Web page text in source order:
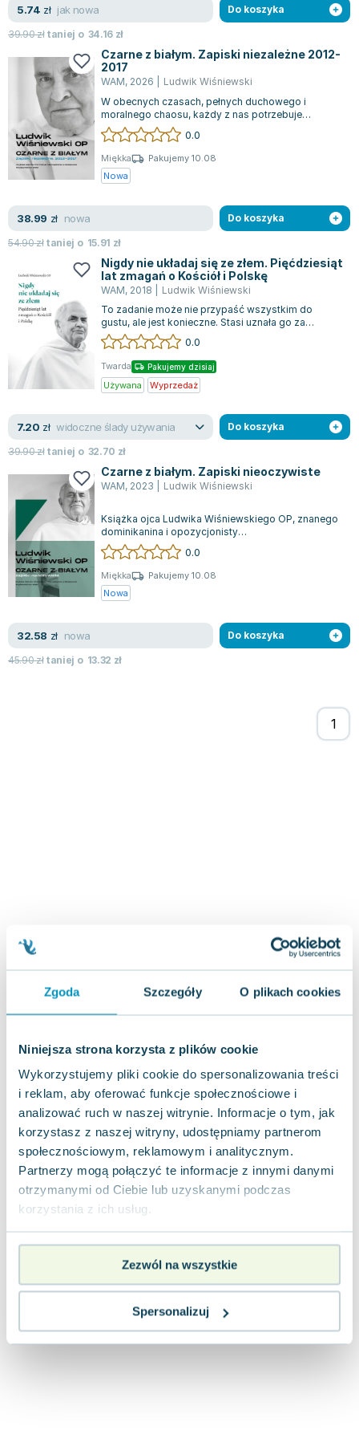
Zgoda Szczegóły O plikach cookies
Niniejsza strona korzysta z plików cookie
Wykorzystujemy pliki cookie do spersonalizowania treści
i reklam, aby oferować funkcje społecznościowe i
analizować ruch w naszej witrynie. Informacje o tym, jak
korzystasz z naszej witryny, udostępniamy partnerom
społecznościowym, reklamowym i analitycznym.
Partnerzy mogą połączyć te informacje z innymi danymi
otrzymanymi od Ciebie lub uzyskanymi podczas
korzystania z ich usług.
Zezwól na wszystkie
Spersonalizuj
Książki o naukach politycznych dla studentów
Książki do nauk przyrodniczych dla studentów
Książki do nauk społecznych dla studentów
Książki do nauk ścisłych dla studentów
Prawo - książki dla studentów
Technologia żywności - książki
Zarządzanie i marketing - książki
Nauka języków obcych - książki
Podręczniki dla nauczycieli - metodyka
Repetytoria, testy i materiały pomocnicze
Bolesław Prus
Clive Cussler
Wanda Chotomska
Józef Ignacy Kraszewski
Clive Staples Lewis
Martyna Wojciechowska
Melissa De la Cruz
Blanka Lipińska
Agatha Christie
Witold Gadowski
Jan Pietrzak
Marcin Kowalczyk
Piotr Zychowicz
Joanna Jabłczyńska
Piotr Kościelny
Jan Piński
Zygmunt Freud
Agata Passent
Michel Moran
Maciej Orłoś
Jo Nesbo
Katarzyna Miller
Antoine de Saint Exupery
Lew Tołstoj
Mark Twain
Marcin Meller
Paulina Młynarska
ks. Piotr Pawlukiewicz
Jarosław Sokołowski
Piotr Latocha
Michael Scott
Eric Helms
Agnieszka Maciąg
Terry Pratchett
Lorraine Warren
Ajahn Brahm
Lucinda Riley
Jacek Walkiewicz
5.74 zł jak nowa
39.90złtaniej o 34.16 zł
Do koszyka
Czarne z białym. Zapiski niezależne 2012-
2017
WAM, 2026
Ludwik Wiśniewski
W obecnych czasach, pełnych duchowego i
moralnego chaosu, każdy z nas potrzebuje
stabilnego oparcia w życiu. Cenne wskazówki w
tej...
0.0
Miękka
Pakujemy 10.08
Nowa
38.99 zł nowa
54.90złtaniej o 15.91 zł
Do koszyka
Nigdy nie układaj się ze złem. Pięćdziesiąt
lat zmagań o Kościół i Polskę
WAM, 2018
Ludwik Wiśniewski
To zadanie może nie przypaść wszystkim do
gustu, ale jest konieczne. Stasi uznała go za
jednego z sześćdziesięciu najbardziej nieb...
0.0
Twarda Pakujemy dzisiaj
Używana Wyprzedaż
7.20 zł widoczne ślady używania
39.90złtaniej o 32.70 zł
Do koszyka
Czarne z białym. Zapiski nieoczywiste
WAM, 2023 Ludwik Wiśniewski
Książka ojca Ludwika Wiśniewskiego OP, znanego
dominikanina i opozycjonisty
antykomunistycznego, to fascynujący zbiór
refleksji, k...
0.0
Miękka
Pakujemy 10.08
Nowa
32.58 zł nowa
45.90złtaniej o 13.32 zł
Do koszyka